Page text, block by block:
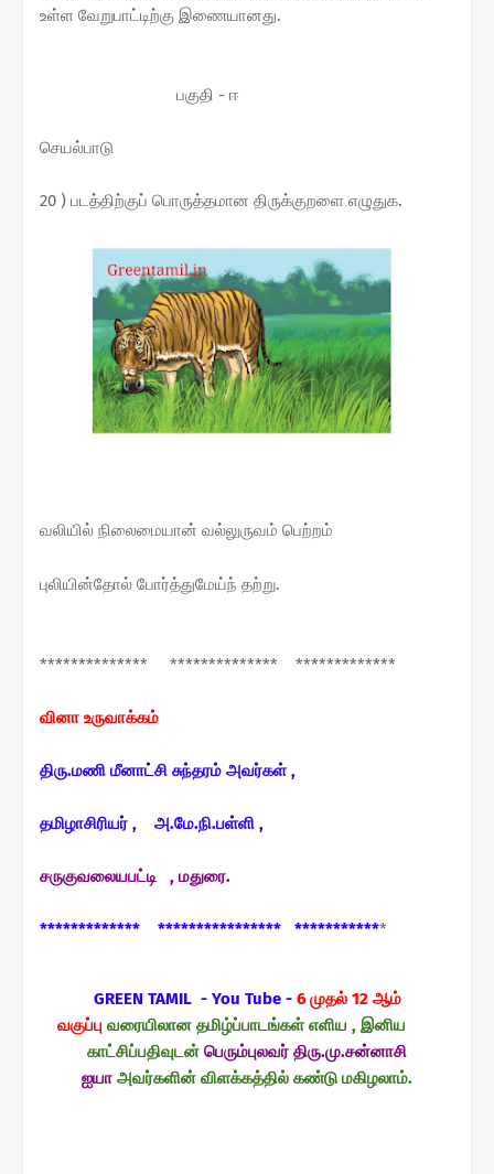
உள்ள வேறுபாட்டிற்கு இணையானது.
பகுதி - ஈ
செயல்பாடு
20 ) படத்திற்குப் பொருத்தமான திருக்குறளை எழுதுக.
வலியில் நிலைமையான் வல்லுருவம் பெற்றம்
புலியின்தோல் போர்த்துமேய்ந் தற்று.
************** ************** *************
வினா உருவாக்கம்
திரு.மணி மீனாட்சி சுந்தரம் அவர்கள் ,
தமிழாசிரியர் , அ.மே.நி.பள்ளி ,
சருகுவலையபட்டி , மதுரை.
************* **************** ************
GREEN TAMIL - You Tube - 6 முதல் 12 ஆம்
வகுப்பு வரையிலான தமிழ்ப்பாடங்கள் எளிய , இனிய
காட்சிப்பதிவுடன் பெரும்புலவர் திரு.மு.சன்னாசி
ஐயா அவர்களின் விளக்கத்தில் கண்டு மகிழலாம்.